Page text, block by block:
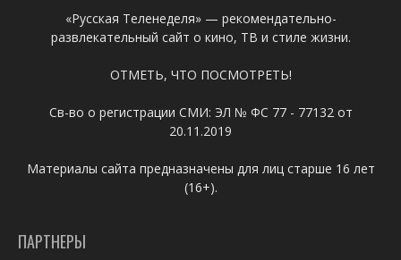
«Русская Теленеделя» — рекомендательно-
развлекательный сайт о кино, ТВ и стиле жизни.
ОТМЕТЬ, ЧТО ПОСМОТРЕТЬ!
Св-во о регистрации СМИ: ЭЛ № ФС 77 - 77132 от
20.11.2019
Материалы сайта предназначены для лиц старше 16 лет
(16+).
ПАРТНЕРЫ